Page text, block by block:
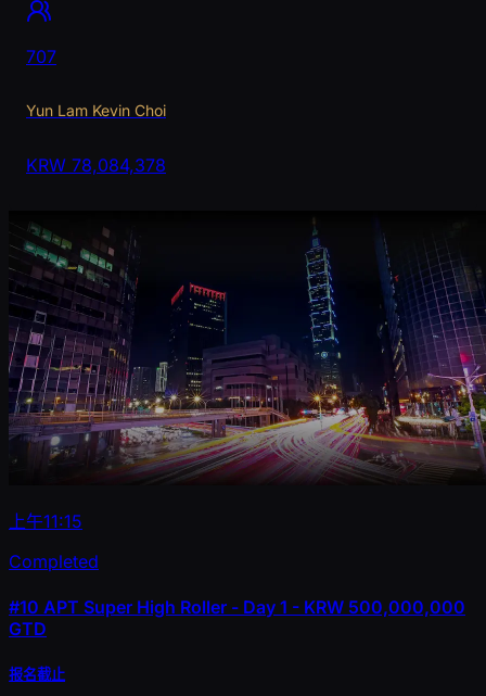
707
Yun Lam Kevin Choi
KRW 78,084,378
上午11:15
Completed
#10 APT Super High Roller - Day 1 - KRW 500,000,000
GTD
报名截止